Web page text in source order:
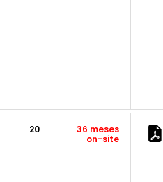
20
36 meses
on-site